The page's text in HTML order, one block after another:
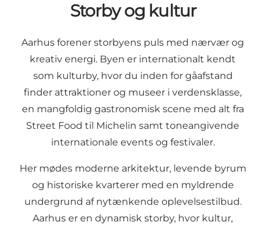
Storby og kultur
Aarhus forener storbyens puls med nærvær og
kreativ energi. Byen er internationalt kendt
som kulturby, hvor du inden for gåafstand
finder attraktioner og museer i verdensklasse,
en mangfoldig gastronomisk scene med alt fra
Street Food til Michelin samt toneangivende
internationale events og festivaler.
Her mødes moderne arkitektur, levende byrum
og historiske kvarterer med en myldrende
undergrund af nytænkende oplevelsestilbud.
Aarhus er en dynamisk storby, hvor kultur,